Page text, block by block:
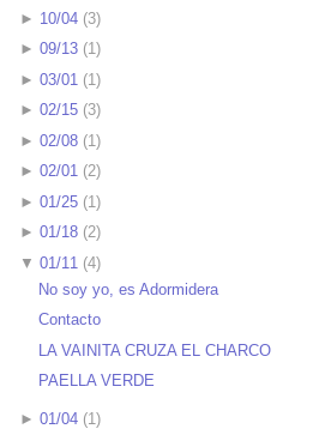
► 10/04(3)
► 09/13(1)
► 03/01 (1)
► 02/15(3)
► 02/08(1)
► 02/01(2)
► 01/25(1)
► 01/18(2)
▼ 01/11 (4)
No soy yo, es Adormidera
Contacto
LA VAINITA CRUZA EL CHARCO
PAELLA VERDE
► 01/04(1)